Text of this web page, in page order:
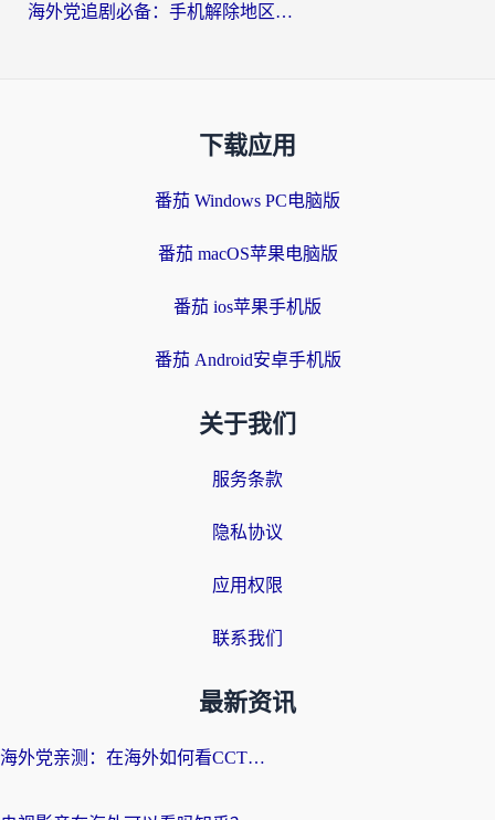
海外党追剧必备：手机解除地区限制app怎么选？解决央视视频&国内剧地区限制全指南
下载应用
番茄 Windows PC电脑版
番茄 macOS苹果电脑版
番茄 ios苹果手机版
番茄 Android安卓手机版
关于我们
服务条款
隐私协议
应用权限
联系我们
最新资讯
海外党亲测：在海外如何看CCTV？告别“仅限大陆播放”的实用指南